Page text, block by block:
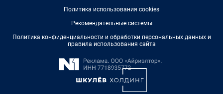
Политика использования cookies
Рекомендательные системы
Политика конфиденциальности и обработки персональных данных и
правила использования сайта